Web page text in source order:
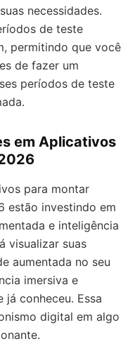
necessidades.
de teste
permitindo que você
de fazer um
períodos de teste
em Aplicativos
para montar
estão investindo em
e inteligência
visualizar suas
aumentada no seu
imersiva e
conheceu. Essa
digital em algo